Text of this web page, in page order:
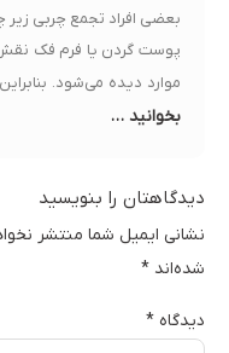
بعضی افراد تجمع چربی
پوست گردن یا فرم فک نقش
موارد دیده می‌شود.
بخوانید …
دیدگاهتان را بنویسید
نشانی ایمیل شما منتشر
شده‌اند *
دیدگاه *